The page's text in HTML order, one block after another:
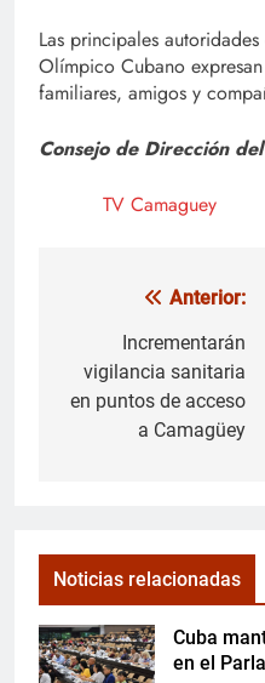
Las principales
Olímpico Cubano
familiares, amigos y
Consejo de Dirección
TV Camaguey
Navegación
entradas
Anterior:
Incrementarán
vigilancia sanitaria
en puntos de acceso
a Camagüey
Noticias relacionadas
Cuba
en el